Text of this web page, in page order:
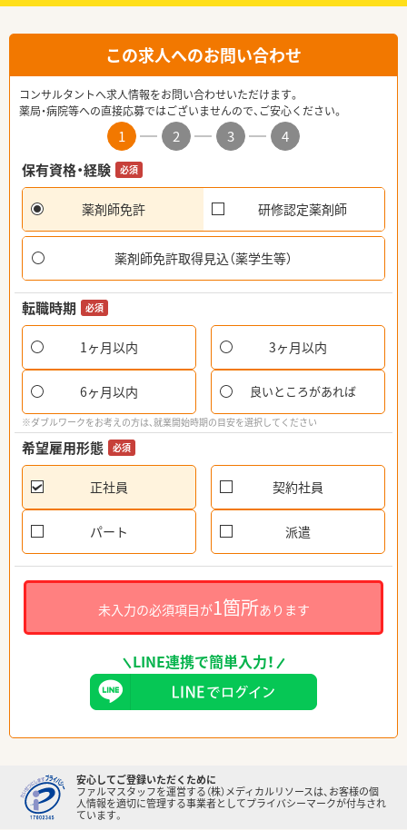
この求人へのお問い合わせ
コンサルタントへ求人情報をお問い合わせいただけます。
薬局・病院等への直接応募ではございませんので、ご安心ください。
1 2 3
4
保有資格・経験
必須
薬剤師免許 研修認定薬剤師
薬剤師免許取得見込（薬学生等）
転職時期 必須
1ヶ月以内 3ヶ月以内
6ヶ月以内 良いところがあれば
※ダブルワークをお考えの方は、就業開始時期の目安を選択してください
希望雇用形態 必須
正社員 契約社員
パート 派遣
未入力の必須項目が1箇所あります
LINE連携で簡単入力！
安心してご登録いただくために
ファルマスタッフを運営する（株）メディカルリソースは、お客様の個
人情報を適切に管理する事業者としてプライバシーマークが付与され
ています。